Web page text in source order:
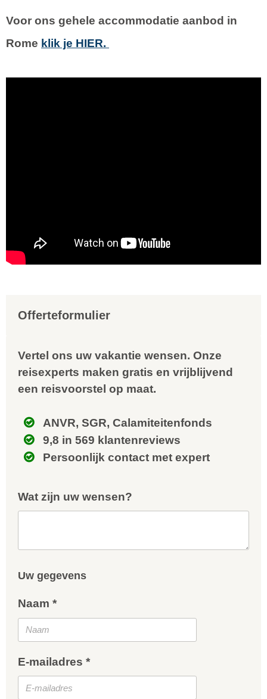
kunnen ontdekken...
Voor ons gehele accommodatie aanbod in
Rome klik je HIER.
Offerteformulier
Vertel ons uw vakantie wensen. Onze
reisexperts maken gratis en vrijblijvend
een reisvoorstel op maat.
ANVR, SGR, Calamiteitenfonds
9,8 in 569 klantenreviews
Persoonlijk contact met expert
Wat zijn uw wensen?
Uw gegevens
Naam *
E-mailadres *